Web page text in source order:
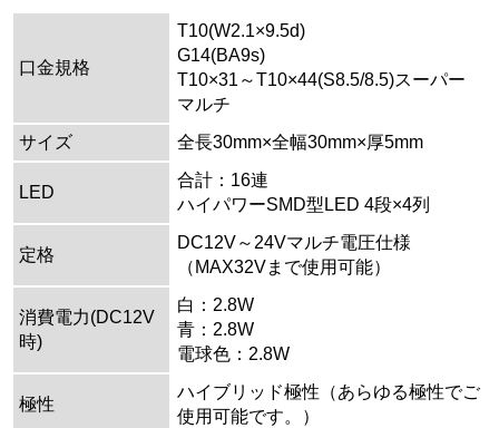
口金規格
T10(W2.1×9.5d)
G14(BA9s)
T10×31～T10×44(S8.5/8.5)スーパー
マルチ
サイズ
全長30mm×全幅30mm×厚5mm
LED
合計：16連
ハイパワーSMD型LED 4段×4列
定格
DC12V～24Vマルチ電圧仕様
（MAX32Vまで使用可能）
消費電力(DC12V
時)
白：2.8W
青：2.8W
電球色：2.8W
極性
ハイブリッド極性（あらゆる極性でご
使用可能です。）